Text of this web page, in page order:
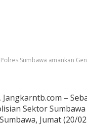
Sumbawa amankan
Jangkarntb.com –
Sektor
Jumat (20/